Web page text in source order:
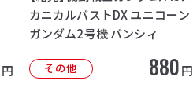
円
カニカルバストDX ユニコーン
ガンダム2号機 バンシィ
その他 880円